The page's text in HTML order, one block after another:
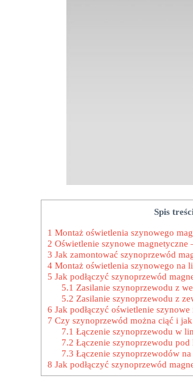
Spis
1 Montaż oświetlenia szynowego
2 Oświetlenie szynowe
3 Jak zamontować szynoprzewód
4 Montaż oświetlenia szynowego na
5 Jak podłączyć szynoprzewód
5.1 Zasilanie szynoprzewodu z
5.2 Zasilanie szynoprzewodu z
6 Jak podłączyć oświetlenie
7 Czy szynoprzewód można ciąć i
7.1 Łączenie szynoprzewodu w
7.2 Łączenie szynoprzewodu pod
7.3 Łączenie szynoprzewodów
8 Jak podłączyć szynoprzewód